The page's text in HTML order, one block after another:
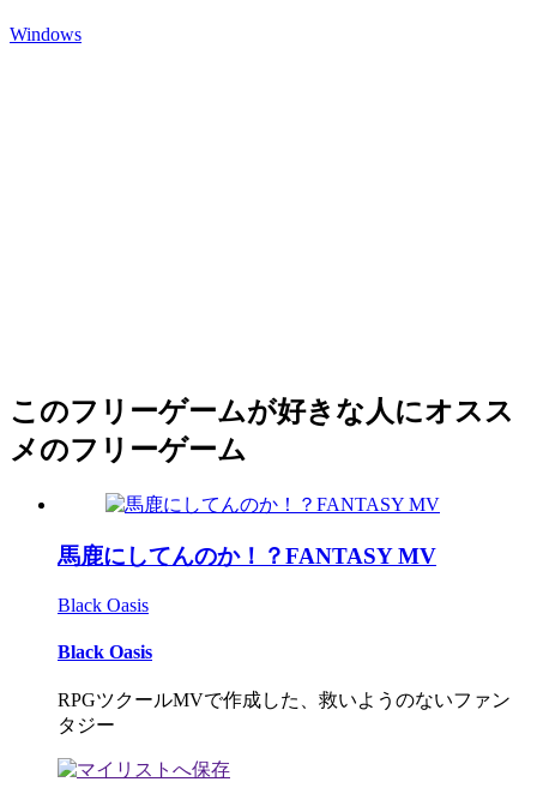
Windows
このフリーゲームが好きな人にオスス
メのフリーゲーム
馬鹿にしてんのか！？FANTASY MV
Black Oasis
Black Oasis
RPGツクールMVで作成した、救いようのないファン
タジー